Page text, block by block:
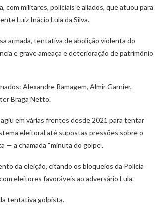
com militares, policiais e aliados, que atuou para
Luiz Inácio Lula da Silva.
armada, tentativa de abolição violenta do
e grave ameaça e deterioração de patrimônio
Alexandre Ramagem, Almir Garnier,
Braga Netto.
em várias frentes desde 2021 para tentar
eleitoral até supostas pressões sobre o
— a chamada “minuta do golpe”.
da eleição, citando os bloqueios da Polícia
eleitores favoráveis ao adversário Lula.
tentativa golpista.